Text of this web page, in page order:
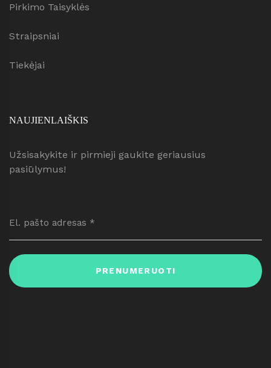
Pirkimo Taisyklės
Straipsniai
Tiekėjai
NAUJIENLAIŠKIS
Užsisakykite ir pirmieji gaukite geriausius
pasiūlymus!
PRENUMERUOTI